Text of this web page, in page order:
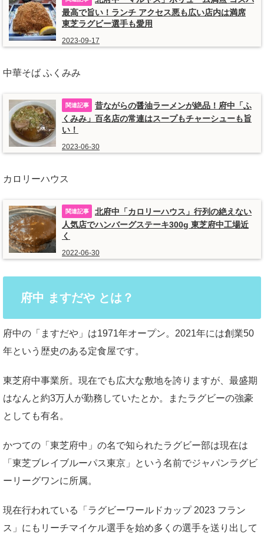
最高で旨い！ランチ アクセス悪も広い店内は満席
東芝ラグビー選手も愛用
2023-09-17
中華そば ふくみみ
昔ながらの醤油ラーメンが絶品！府中「ふ
くみみ」百名店の常連はスープもチャーシューも旨
い！
2023-06-30
カロリーハウス
北府中「カロリーハウス」行列の絶えない
人気店でハンバーグステーキ300g 東芝府中工場近
く
2022-06-30
府中 ますだや とは？
府中の「ますだや」は1971年オープン。2021年には創業50
年という歴史のある定食屋です。
東芝府中事業所。現在でも広大な敷地を誇りますが、最盛期
はなんと約3万人が勤務していたとか。またラグビーの強豪
としても有名。
かつての「東芝府中」の名で知られたラグビー部は現在は
「東芝ブレイブルーパス東京」という名前でジャパンラグビ
ーリーグワンに所属。
現在行われている「ラグビーワールドカップ 2023 フラン
ス」にもリーチマイケル選手を始め多くの選手を送り出して